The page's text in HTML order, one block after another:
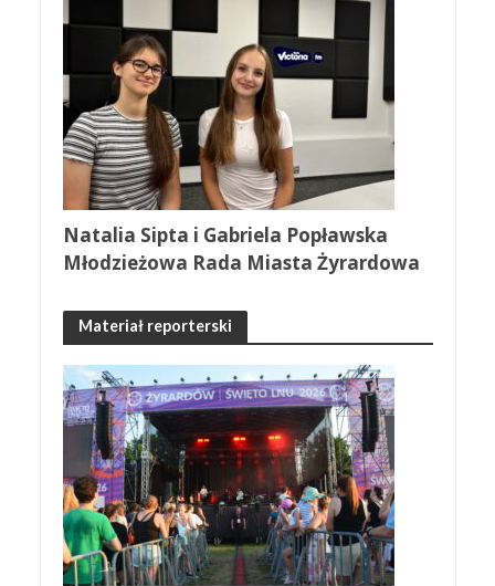
Natalia Sipta i Gabriela Popławska
Młodzieżowa Rada Miasta Żyrardowa
Materiał reporterski